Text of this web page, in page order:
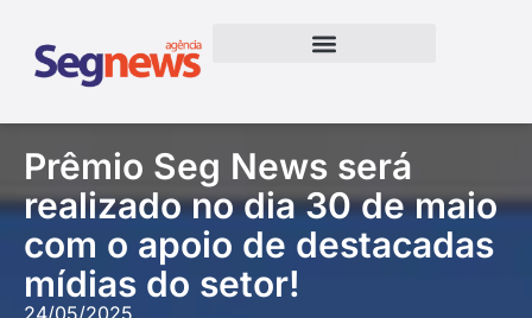
Prêmio Seg News será
realizado no dia 30 de maio
com o apoio de destacadas
mídias do setor!